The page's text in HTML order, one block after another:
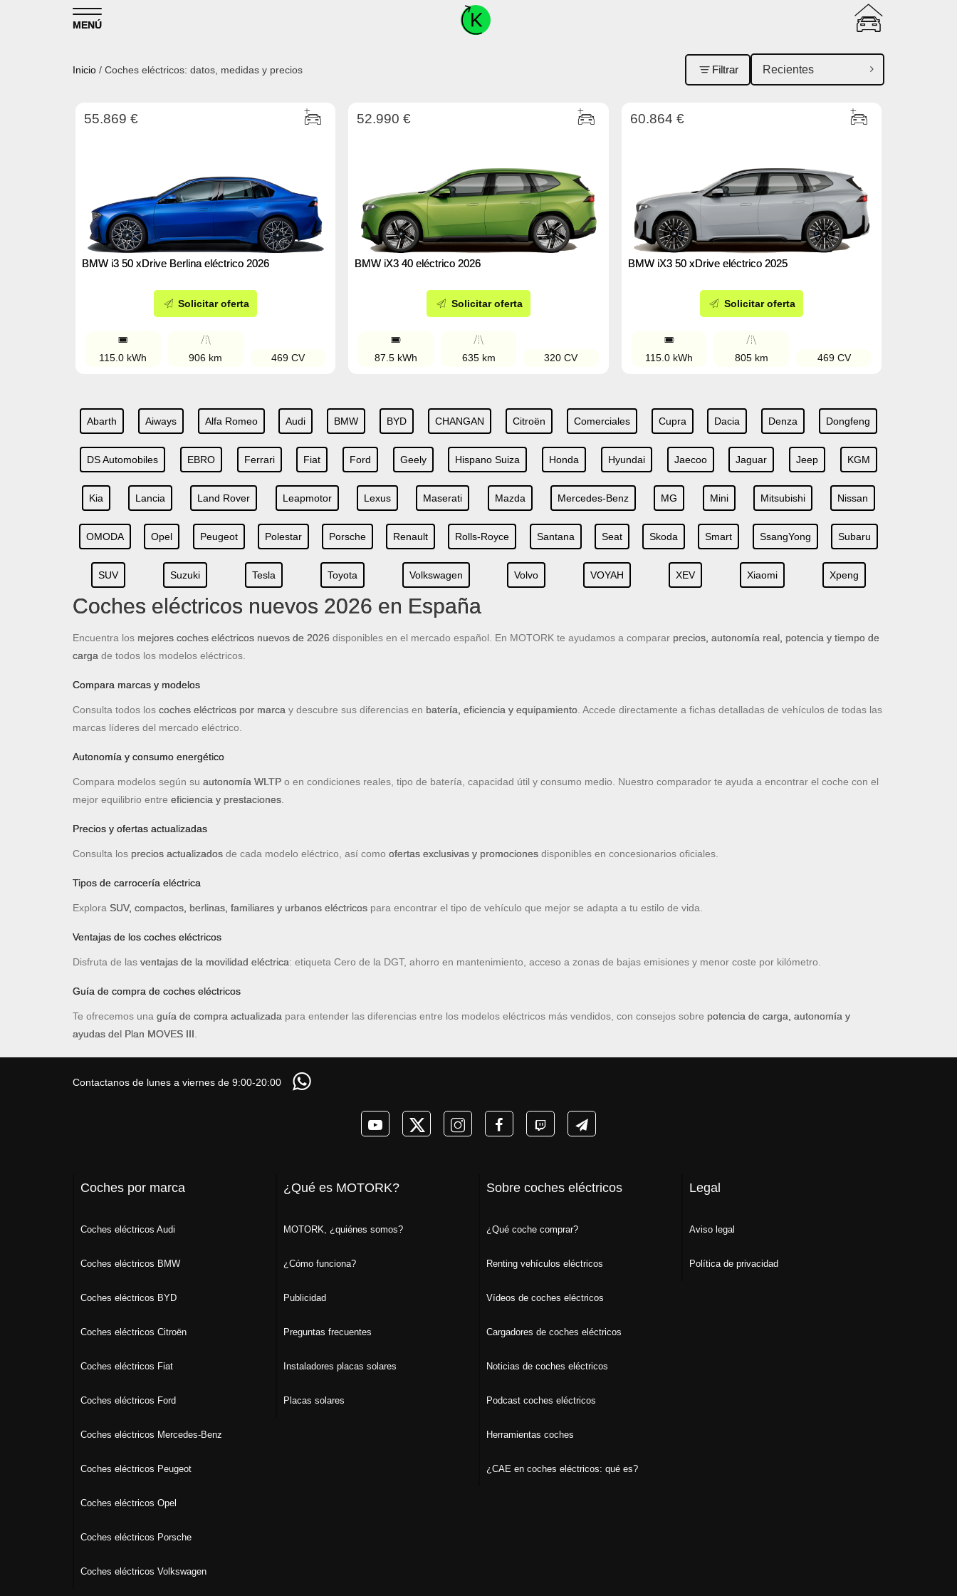
MENÚ
Inicio / Coches eléctricos: datos, medidas y precios Filtrar
55.869 €
BMW i3 50 xDrive Berlina eléctrico 2026
Solicitar oferta
115.0 kWh 906 km 469 CV
52.990 €
BMW iX3 40 eléctrico 2026
Solicitar oferta
87.5 kWh 635 km 320 CV
60.864 €
BMW iX3 50 xDrive eléctrico 2025
Solicitar oferta
115.0 kWh 805 km 469 CV
Abarth Aiways Alfa Romeo Audi BMW BYD CHANGAN Citroën Comerciales Cupra Dacia Denza Dongfeng
DS Automobiles EBRO Ferrari Fiat Ford Geely Hispano Suiza Honda Hyundai Jaecoo Jaguar Jeep KGM
Kia Lancia Land Rover Leapmotor Lexus Maserati Mazda Mercedes-Benz MG Mini Mitsubishi Nissan
OMODA Opel Peugeot Polestar Porsche Renault Rolls-Royce Santana Seat Skoda Smart SsangYong Subaru
SUV Suzuki Tesla Toyota Volkswagen Volvo VOYAH XEV Xiaomi Xpeng
Coches eléctricos nuevos 2026 en España
Encuentra los mejores coches eléctricos nuevos de 2026 disponibles en el mercado español. En MOTORK te ayudamos a comparar precios, autonomía real, potencia y tiempo de
carga de todos los modelos eléctricos.
Compara marcas y modelos
Consulta todos los coches eléctricos por marca y descubre sus diferencias en batería, eficiencia y equipamiento. Accede directamente a fichas detalladas de vehículos de todas las
marcas líderes del mercado eléctrico.
Autonomía y consumo energético
Compara modelos según su autonomía WLTP o en condiciones reales, tipo de batería, capacidad útil y consumo medio. Nuestro comparador te ayuda a encontrar el coche con el
mejor equilibrio entre eficiencia y prestaciones.
Precios y ofertas actualizadas
Consulta los precios actualizados de cada modelo eléctrico, así como ofertas exclusivas y promociones disponibles en concesionarios oficiales.
Tipos de carrocería eléctrica
Explora SUV, compactos, berlinas, familiares y urbanos eléctricos para encontrar el tipo de vehículo que mejor se adapta a tu estilo de vida.
Ventajas de los coches eléctricos
Disfruta de las ventajas de la movilidad eléctrica: etiqueta Cero de la DGT, ahorro en mantenimiento, acceso a zonas de bajas emisiones y menor coste por kilómetro.
Guía de compra de coches eléctricos
Te ofrecemos una guía de compra actualizada para entender las diferencias entre los modelos eléctricos más vendidos, con consejos sobre potencia de carga, autonomía y
ayudas del Plan MOVES III.
Contactanos de lunes a viernes de 9:00-20:00
Coches por marca
Coches eléctricos Audi
Coches eléctricos BMW
Coches eléctricos BYD
Coches eléctricos Citroën
Coches eléctricos Fiat
Coches eléctricos Ford
Coches eléctricos Mercedes-Benz
Coches eléctricos Peugeot
Coches eléctricos Opel
Coches eléctricos Porsche
Coches eléctricos Volkswagen
¿Qué es MOTORK?
MOTORK, ¿quiénes somos?
¿Cómo funciona?
Publicidad
Preguntas frecuentes
Instaladores placas solares
Placas solares
Sobre coches eléctricos
¿Qué coche comprar?
Renting vehículos eléctricos
Vídeos de coches eléctricos
Cargadores de coches eléctricos
Noticias de coches eléctricos
Podcast coches eléctricos
Herramientas coches
¿CAE en coches eléctricos: qué es?
Legal
Aviso legal
Política de privacidad